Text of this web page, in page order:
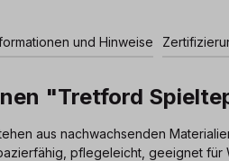
und Hinweise
"Tretford
aus nachwachsenden
pflegeleicht, geeignet für